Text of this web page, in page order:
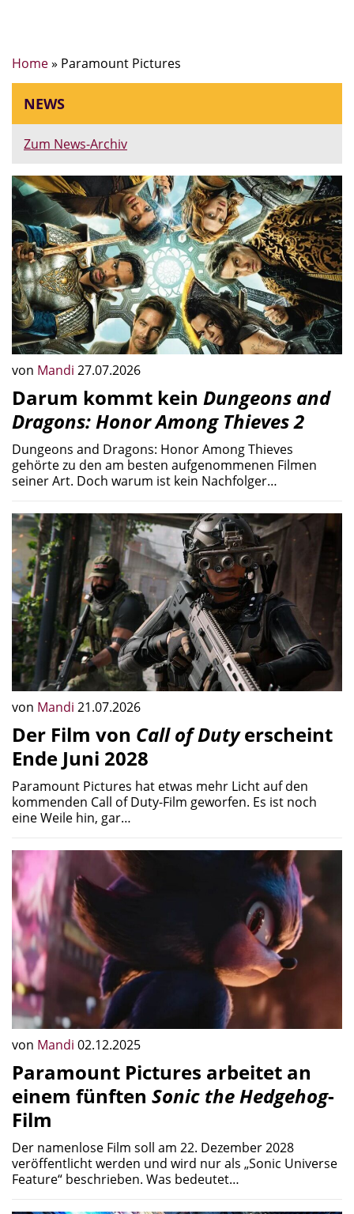
Home» Paramount Pictures
NEWS
Zum News-Archiv
von Mandi 27.07.2026
Darum kommt kein Dungeons and
Dragons: Honor Among Thieves 2
Dungeons and Dragons: Honor Among Thieves
gehörte zu den am besten aufgenommenen Filmen
seiner Art. Doch warum ist kein Nachfolger…
von Mandi 21.07.2026
Der Film von Call of Dutyerscheint
Ende Juni 2028
Paramount Pictures hat etwas mehr Licht auf den
kommenden Call of Duty-Film geworfen. Es ist noch
eine Weile hin, gar…
von Mandi 02.12.2025
Paramount Pictures arbeitet an
einem fünften Sonic the Hedgehog-
Film
Der namenlose Film soll am 22. Dezember 2028
veröffentlicht werden und wird nur als „Sonic Universe
Feature“ beschrieben. Was bedeutet…